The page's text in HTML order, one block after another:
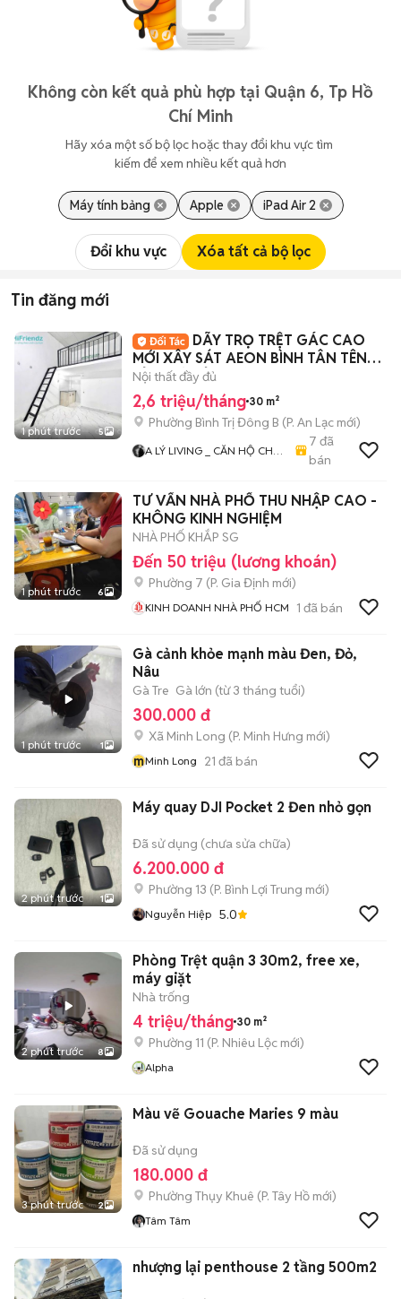
Không còn kết quả phù hợp tại Quận 6, Tp Hồ
Chí Minh
Hãy xóa một số bộ lọc hoặc thay đổi khu vực tìm
kiếm để xem nhiều kết quả hơn
Máy tính bảng Apple iPad Air 2
Đổi khu vực Xóa tất cả bộ lọc
Tin đăng mới
1 phút trước 5
DÃY TRỌ TRỆT GÁC CAO
MỚI XÂY SÁT AEON BÌNH TÂN TÊN
LỬA MỚI TỈNH LỘ 10
Nội thất đầy đủ
2,6 triệu/tháng 30 m²
Phường Bình Trị Đông B (P. An Lạc mới)
A LÝ LIVING _ CĂN HỘ CHO
CHUNG CƯ - NHÀ Ở
7 đã
bán
1 phút trước 6
TƯ VẤN NHÀ PHỐ THU NHẬP CAO -
KHÔNG KINH NGHIỆM
NHÀ PHỐ KHẮP SG
Đến 50 triệu (lương khoán)
Phường 7 (P. Gia Định mới)
KINH DOANH NHÀ PHỐ HCM 1 đã bán
1 phút trước 1
Gà cảnh khỏe mạnh màu Đen, Đỏ,
Nâu
Gà Tre Gà lớn (từ 3 tháng tuổi)
300.000 đ
Xã Minh Long (P. Minh Hưng mới)
mMinh Long 21 đã bán
2 phút trước 1
Máy quay DJI Pocket 2 Đen nhỏ gọn
Đã sử dụng (chưa sửa chữa)
6.200.000 đ
Phường 13 (P. Bình Lợi Trung mới)
Nguyễn Hiệp 5.0
2 phút trước 8
Phòng Trệt quận 3 30m2, free xe,
máy giặt
Nhà trống
4 triệu/tháng 30 m²
Phường 11 (P. Nhiêu Lộc mới)
Alpha
3 phút trước 2
Màu vẽ Gouache Maries 9 màu
Đã sử dụng
180.000 đ
Phường Thụy Khuê (P. Tây Hồ mới)
Tâm Tâm
nhượng lại penthouse 2 tầng 500m2